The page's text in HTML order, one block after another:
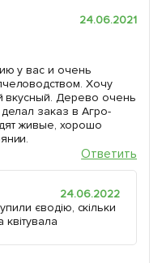
24.06.2021
у вас и очень
Хочу
вкусный. Дерево очень
заказ в Агро-
живые, хорошо
Ответить
24.06.2022
єводію, скільки